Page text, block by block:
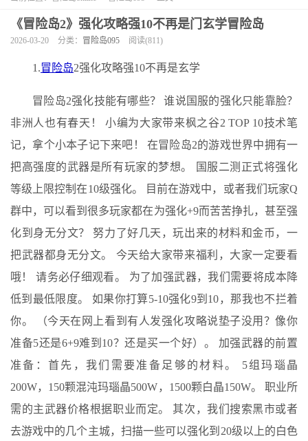
《冒险岛2》强化攻略强10不再是门玄学冒险岛
2026-03-20 分类： 冒险岛095 阅读(811)
1.冒险岛2强化攻略强10不再是玄学
冒险岛2强化技能有哪些？ 谁说国服的强化只能靠脸？
非洲人也有春天！ 小编为大家带来枫之谷2 TOP 10技术笔
记，拿个小本子记下来吧！ 在冒险岛2的游戏世界中拥有一
把高强度的武器是所有玩家的梦想。 国服二测正式将强化
等级上限控制在10级强化。 目前在游戏中，或者我们玩家Q
群中，可以看到很多玩家都在为强化+9而苦苦挣扎，甚至强
化到身无分文？ 努力了好几天，玩出来的材料和金币，一
把武器都身无分文。 今天给大家带来福利，大家一定要看
哦！ 请务必仔细观看。 为了加强武器，我们需要将成本降
低到最低限度。 如果你打算5-10强化9到10，那我也不拦着
你。 （今天在网上看到有人发强化攻略说垫子没用？像你
准备5还是6+9难到10？还是买一个好）。 加强武器的前置
准备：首先，我们需要准备足够的材料。 5组玛瑙晶
200W，150颗混沌玛瑙晶500W，1500颗白晶150W。 职业所
需的主武器价格根据职业而定。 其次，我们搜索黑市或者
去游戏中的几个主城，扫描一些可以强化到20级以上的白色